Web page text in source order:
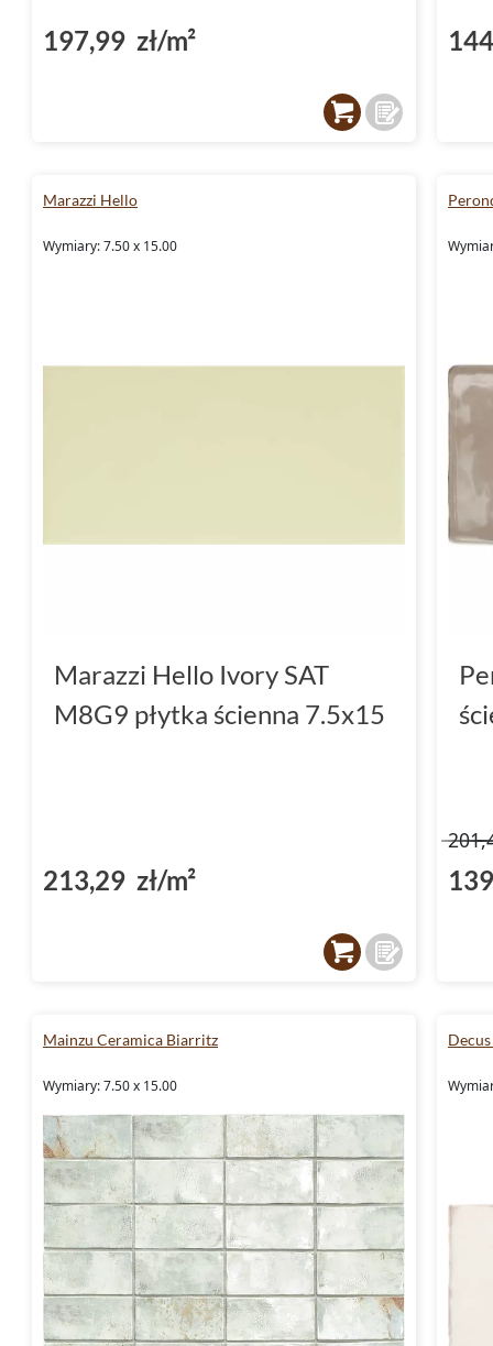
197,99 zł/m²
Marazzi Hello
Wymiary: 7.50 x 15.00
Marazzi Hello Ivory SAT
M8G9 płytka ścienna 7.5x15
213,29 zł/m²
Mainzu Ceramica Biarritz
Wymiary: 7.50 x 15.00